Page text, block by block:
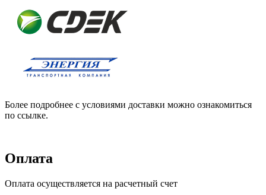
Более подробнее с условиями доставки можно ознакомиться
по ссылке.
Оплата
Оплата осуществляется на расчетный счет